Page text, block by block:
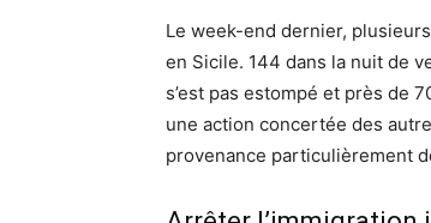
Le week-end dernier,
en Sicile. 144 dans la nuit de
s’est pas estompé et près de
une action concertée des
provenance particulièrement